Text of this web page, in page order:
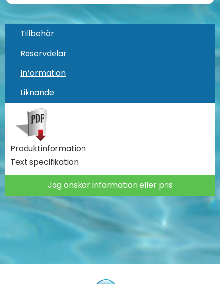
Tillbehör
Reservdelar
Information
Liknande
Produktinformation
Text specifikation
Jag önskar information eller pris